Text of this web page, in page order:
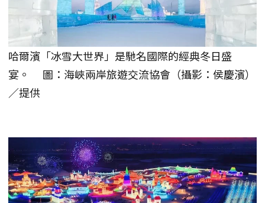
哈爾濱「冰雪大世界」是馳名國際的經典冬日盛
宴。 圖：海峽兩岸旅遊交流協會（攝影：侯慶濱）
／提供